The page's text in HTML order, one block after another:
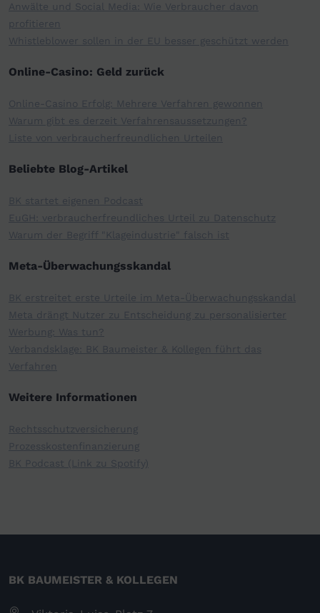
Anwälte und Social Media: Wie Verbraucher davon
profitieren
Whistleblower sollen in der EU besser geschützt werden
Online-Casino: Geld zurück
Online-Casino Erfolg: Mehrere Verfahren gewonnen
Warum gibt es derzeit Verfahrensaussetzungen?
Liste von verbraucherfreundlichen Urteilen
Beliebte Blog-Artikel
BK startet eigenen Podcast
EuGH: verbraucherfreundliches Urteil zu Datenschutz
Warum der Begriff "Klageindustrie" falsch ist
Meta-Überwachungsskandal
BK erstreitet erste Urteile im Meta-Überwachungsskandal
Meta drängt Nutzer zu Entscheidung zu personalisierter
Werbung: Was tun?
Verbandsklage: BK Baumeister & Kollegen führt das
Verfahren
Weitere Informationen
Rechtsschutzversicherung
Prozesskostenfinanzierung
BK Podcast (Link zu Spotify)
BK BAUMEISTER & KOLLEGEN